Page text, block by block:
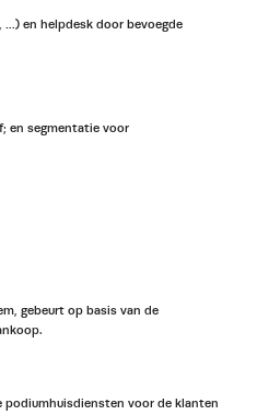
…) en helpdesk door bevoegde
en segmentatie voor
gebeurt op basis van de
podiumhuisdiensten voor de klanten